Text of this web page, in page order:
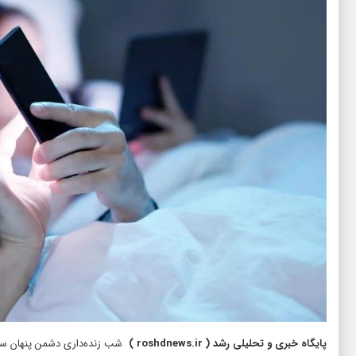
پایگاه خبری و تحلیلی رشد(
roshdnews.ir
) شب‌ زنده‌داری دشمن پنهان